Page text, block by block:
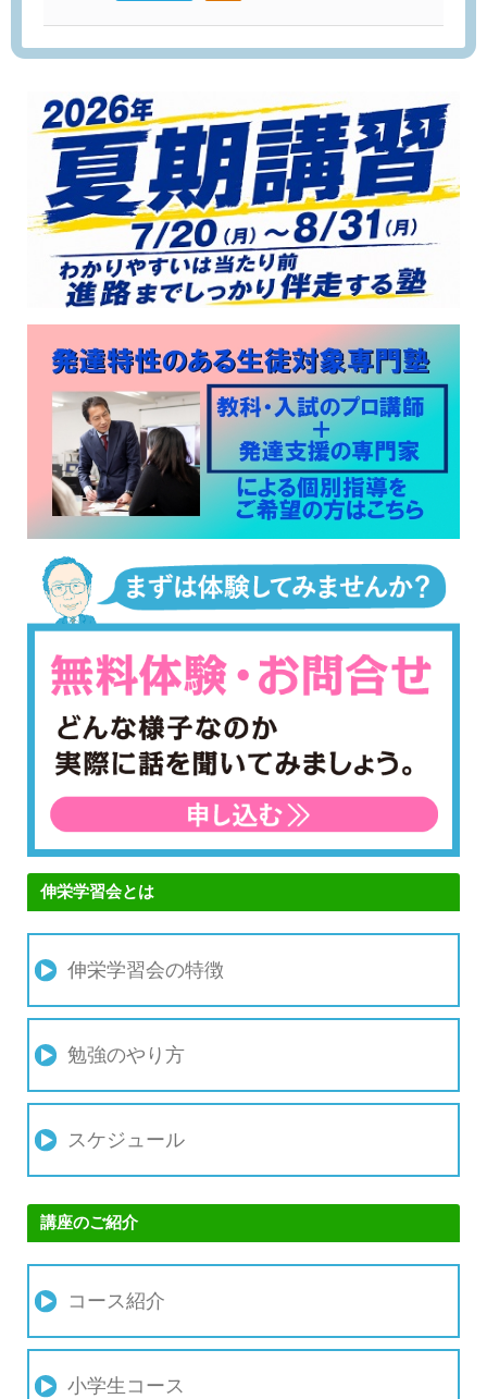
伸栄学習会とは
伸栄学習会の特徴
勉強のやり方
スケジュール
講座のご紹介
コース紹介
小学生コース